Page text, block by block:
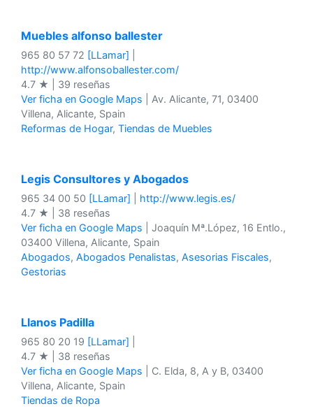
Muebles alfonso ballester
965 80 57 72 [LLamar]
http://www.alfonsoballester.com/
4.7 ★ | 39 reseñas
Ver ficha en Google Maps | Av. Alicante, 71, 03400
Villena, Alicante, Spain
Reformas de Hogar, Tiendas de Muebles
Legis Consultores y Abogados
965 34 00 50 [LLamar]
http://www.legis.es/
4.7 ★ | 38 reseñas
Ver ficha en Google Maps | Joaquín Mª.López, 16 Entlo.,
03400 Villena, Alicante, Spain
Abogados, Abogados Penalistas, Asesorias Fiscales,
Gestorias
Llanos Padilla
965 80 20 19 [LLamar]
4.7 ★ | 38 reseñas
Ver ficha en Google Maps | C. Elda, 8, A y B, 03400
Villena, Alicante, Spain
Tiendas de Ropa